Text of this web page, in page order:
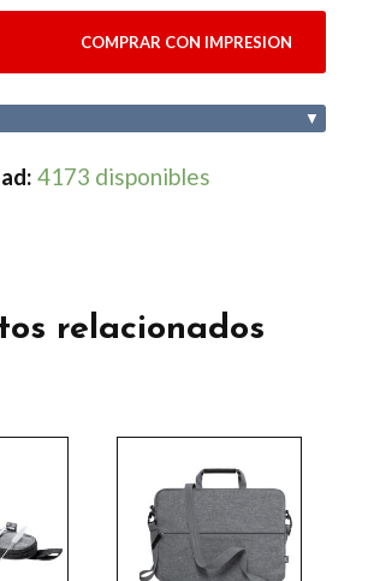
COMPRAR CON IMPRESION
▼
4173 disponibles
relacionados
producto
tiene
múltiples